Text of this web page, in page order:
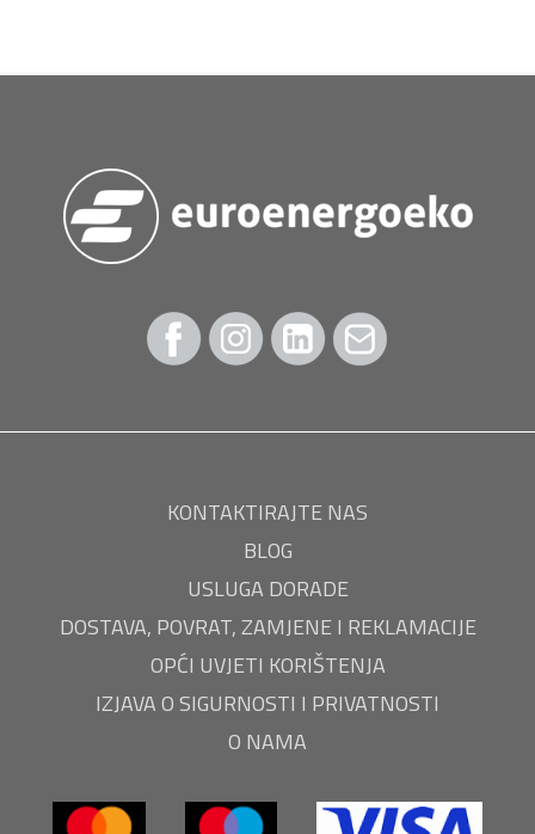
KONTAKTIRAJTE NAS
BLOG
USLUGA DORADE
DOSTAVA, POVRAT, ZAMJENE I REKLAMACIJE
OPĆI UVJETI KORIŠTENJA
IZJAVA O SIGURNOSTI I PRIVATNOSTI
O NAMA